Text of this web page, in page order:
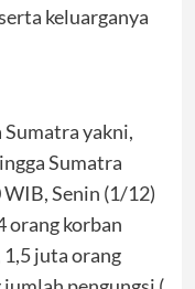
keluarganya
yakni,
Sumatra
Senin (1/12)
orang korban
juta orang